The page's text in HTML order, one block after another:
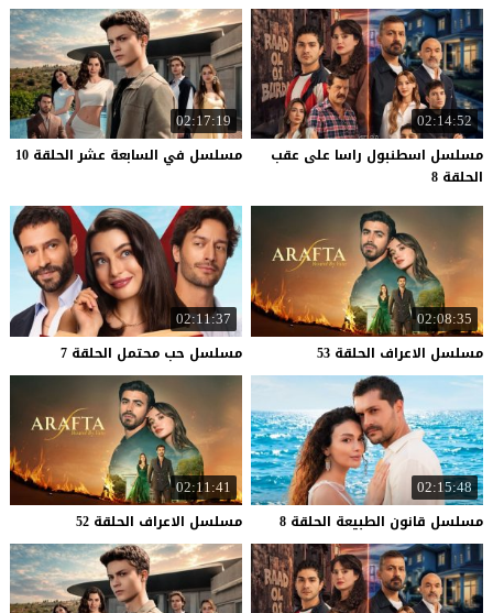
02:14:52
مسلسل اسطنبول راسا على عقب
الحلقة 8
02:17:19
مسلسل في السابعة عشر الحلقة 10
02:08:35
مسلسل الاعراف الحلقة 53
02:11:37
مسلسل حب محتمل الحلقة 7
02:15:48
مسلسل قانون الطبيعة الحلقة 8
02:11:41
مسلسل الاعراف الحلقة 52